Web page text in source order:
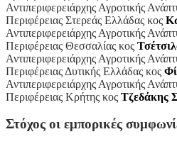
Αντιπεριφερειάρχης Αγροτικής
Περιφέρειας Στερεάς Ελλάδας κος
Αντιπεριφερειάρχης Αγροτικής
Περιφέρειας Θεσσαλίας κος
Αντιπεριφερειάρχης Αγροτικής
Περιφέρειας Δυτικής Ελλάδας κος
Αντιπεριφερειάρχης Αγροτικής
Περιφέρειας Κρήτης κος Τζεδάκης
Στόχος οι εμπορικές